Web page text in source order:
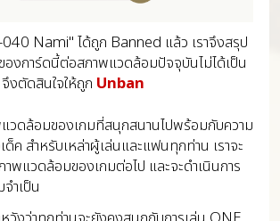
Nami" ได้ถูก Banned แล้ว เราจึงสรุป
องการ์ดนี้ต่อสภาพแวดล้อมปัจจุบันไม่ได้เป็น
งตัดสินใจให้ถูก Unban
วดล้อมของเกมที่สนุกสนานไปพร้อมกับความ
ด็ค สำหรับเหล่าผู้เล่นและแฟนทุกท่าน เราจะ
พแวดล้อมของเกมต่อไป และจะดำเนินการ
ำเป็น